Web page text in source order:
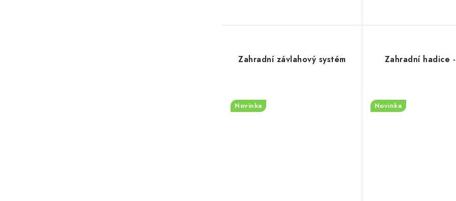
Zahradní závlahový systém
Novinka
Zahradní hadice
Novinka